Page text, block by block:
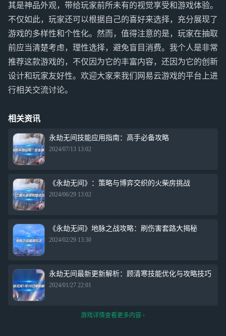
其是神品外观，带给玩家前所未有的视觉享受和游戏体验。
不仅如此，玩家还可以根据自己的喜好来选择，充分展现了
游戏的多样性和个性化。然而，值得注意的是，玩家在抽取
前应当清楚考虑，理性选择，避免盲目消费。我个人是非常
推荐这款游戏的，不仅因为它的丰富内容，还因为它的创新
设计和玩家友好性。欢迎大家来我们网易云游戏的平台上进
行相关交流讨论。
相关资讯
永劫无间技能应用指南：高手必备攻略
2024/07/13 13:02
《永劫无间》：策略与博弈交织的火柴房挑战
2024/06/29 13:02
《永劫无间》地脉之战攻略：刷伤害套路大揭秘
2024/02/29 13:30
永劫无间最新更新解析：顾清寒技能优化与攻略技巧
2024/01/27 22:01
游戏详情查看更多内容